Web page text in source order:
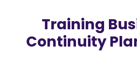
Training
Continuity